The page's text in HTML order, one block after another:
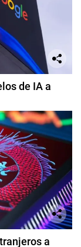
de IA a
a